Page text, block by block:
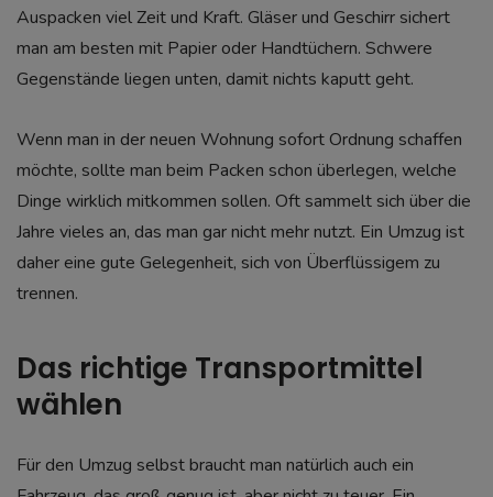
Auspacken viel Zeit und Kraft. Gläser und Geschirr sichert
man am besten mit Papier oder Handtüchern. Schwere
Gegenstände liegen unten, damit nichts kaputt geht.
Wenn man in der neuen Wohnung sofort Ordnung schaffen
möchte, sollte man beim Packen schon überlegen, welche
Dinge wirklich mitkommen sollen. Oft sammelt sich über die
Jahre vieles an, das man gar nicht mehr nutzt. Ein Umzug ist
daher eine gute Gelegenheit, sich von Überflüssigem zu
trennen.
Das richtige Transportmittel
wählen
Für den Umzug selbst braucht man natürlich auch ein